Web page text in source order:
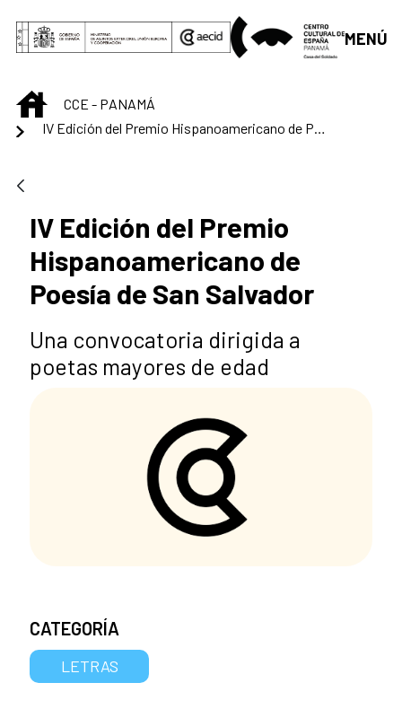
Saltar al contenido principal
MENÚ
INICIOCCE - PANAMÁ
IV Edición del Premio
Hispanoamericano de
Poesía de San Salvador
Una convocatoria dirigida a
poetas mayores de edad
CATEGORÍA
LETRAS